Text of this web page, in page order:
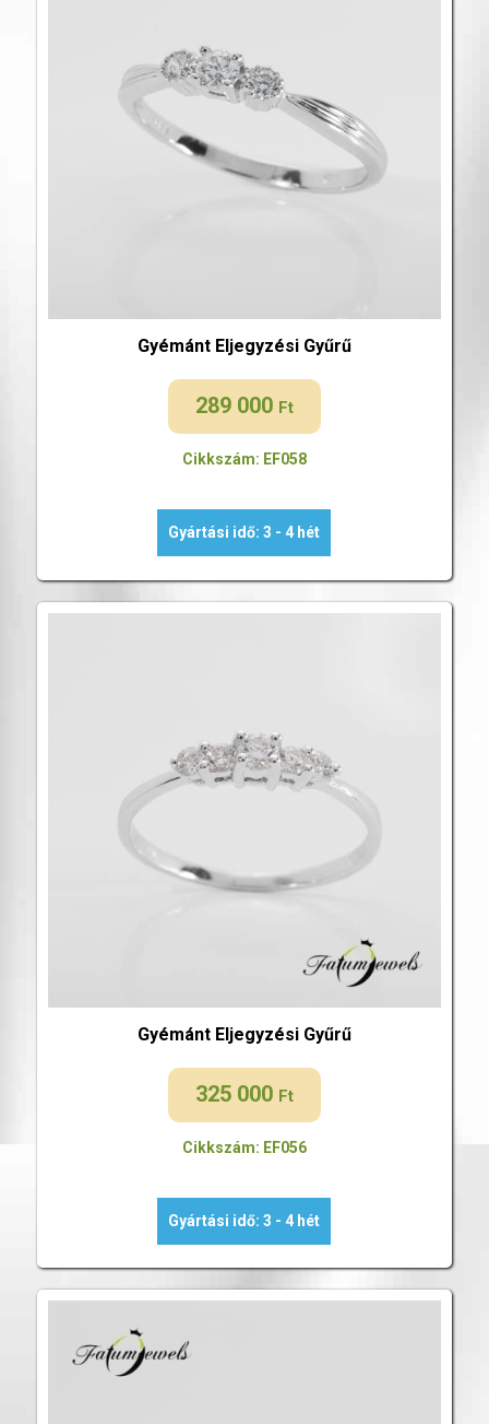
Gyémánt Eljegyzési Gyűrű
289 000 Ft
Cikkszám: EF058
Gyártási idő: 3 - 4 hét
Gyémánt Eljegyzési Gyűrű
325 000 Ft
Cikkszám: EF056
Gyártási idő: 3 - 4 hét